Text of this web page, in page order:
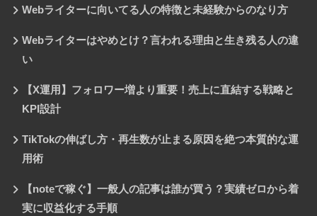
Webライターに向いてる人の特徴と未経験からのなり方
Webライターはやめとけ？言われる理由と生き残る人の違
い
【X運用】フォロワー増より重要！売上に直結する戦略と
KPI設計
TikTokの伸ばし方・再生数が止まる原因を絶つ本質的な運
用術
【noteで稼ぐ】一般人の記事は誰が買う？実績ゼロから着
実に収益化する手順